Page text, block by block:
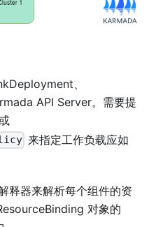
、
API Server。需要提
来指定工作负载应如
释器来解析每个组件的资
对象的